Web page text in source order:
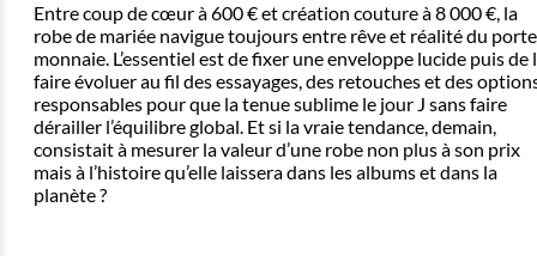
Entre coup de cœur à 600 € et création couture à 8 000 €, la
robe de mariée navigue toujours entre rêve et réalité du
monnaie. L’essentiel est de fixer une enveloppe lucide puis de
faire évoluer au fil des essayages, des retouches et des
responsables pour que la tenue sublime le jour J sans faire
dérailler l’équilibre global. Et si la vraie tendance, demain,
consistait à mesurer la valeur d’une robe non plus à son prix
mais à l’histoire qu’elle laissera dans les albums et dans la
planète ?